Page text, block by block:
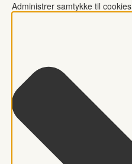
Administrer samtykke til cookies